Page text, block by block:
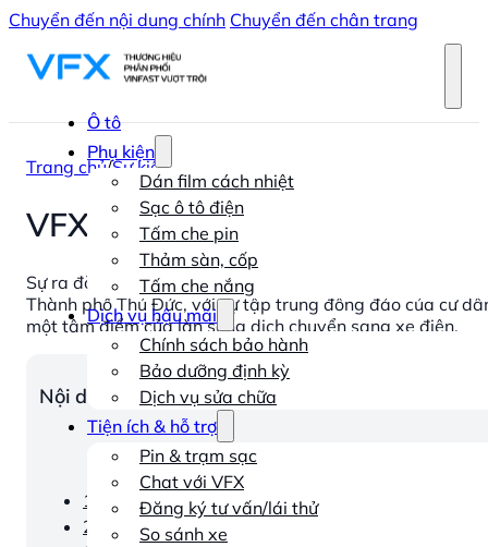
Chuyển đến nội dung chính Chuyển đến chân trang
Ô tô
Phụ kiện
Dán film cách nhiệt
Sạc ô tô điện
Tấm che pin
Thảm sàn, cốp
Tấm che nắng
Dịch vụ hậu mãi
Chính sách bảo hành
Bảo dưỡng định kỳ
Dịch vụ sửa chữa
Tiện ích & hỗ trợ
Pin & trạm sạc
Chat với VFX
Đăng ký tư vấn/lái thử
So sánh xe
Trang chủ/Sự kiện
VFX Thủ Đức Showroom
Sự ra đời của VFX Thủ Đức là một bước đi chiến lược,
Thành phố Thủ Đức, với sự tập trung đông đảo của cư
một tâm điểm của làn sóng dịch chuyển sang xe điện.
Nội dung chính
1. Không khí khai trương tưng bừng và sôi động
2. Dàn khách mời đặc biệt lan tỏa hơn nữa sức